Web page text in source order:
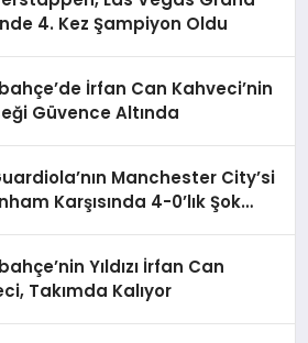
4. Kez Şampiyon Oldu
İrfan Can Kahveci’nin
Güvence Altında
Manchester City’si
Karşısında 4-0’lık Şok
Yıldızı İrfan Can
Takımda Kalıyor